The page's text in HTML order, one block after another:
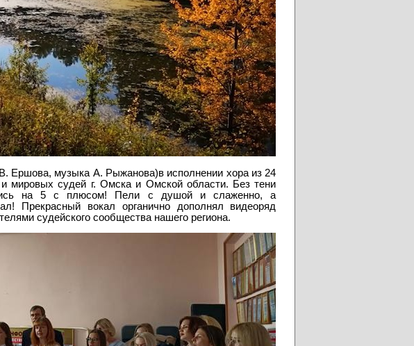
Ершова, музыка А. Рыжанова)в исполнении хора из 24
мировых судей г. Омска и Омской области. Без тени
на 5 с плюсом! Пели с душой и слаженно, а
Прекрасный вокал органично дополнял видеоряд
судейского сообщества нашего региона.